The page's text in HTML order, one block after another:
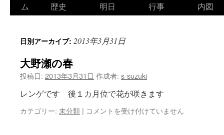
ン
ツ
へ
ス
ム
歴史
明日
行事
内図
日別アーカイブ: 2013年3月31日
大野瀬の春
投稿日: 2013年3月31日 作成者: s-suzuki
レンゲです 後１カ月位で花が咲きます
カテゴリー: 未分類 | 大
コメントを受け付けていません